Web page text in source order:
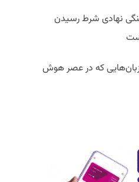
نهادی شرط رسیدن
زبان‌هایی که در عصر هوش